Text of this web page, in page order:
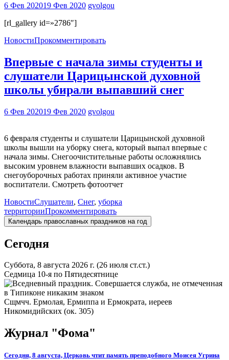
6 Фев 202019 Фев 2020 gvolgou
[rl_gallery id=»2786″]
НовостиПрокомментировать
Впервые с начала зимы студенты и
слушатели Царицынской духовной
школы убирали выпавший снег
6 Фев 202019 Фев 2020 gvolgou
6 февраля студенты и слушатели Царицынской духовной
школы вышли на уборку снега, который выпал впервые с
начала зимы. Снегоочистительные работы осложнялись
высоким уровнем влажности выпавших осадков. В
снегоуборочных работах приняли активное участие
воспитатели. Смотреть фотоотчет
НовостиСлушатели, Снег, уборка
территорииПрокомментировать
Календарь православных праздников на год
Сегодня
Суббота, 8 августа 2026 г. (26 июля ст.ст.)
Седмица 10-я по Пятидесятнице
Сщмчч. Ермолая, Ермиппа и Ермократа, иереев
Никомидийских (ок. 305)
Журнал "Фома"
Сегодня, 8 августа, Церковь чтит память преподобного Моисея Угрина